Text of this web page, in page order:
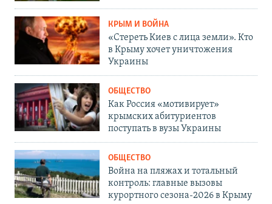
КРЫМ И ВОЙНА
«Стереть Киев с лица земли». Кто
в Крыму хочет уничтожения
Украины
ОБЩЕСТВО
Как Россия «мотивирует»
крымских абитуриентов
поступать в вузы Украины
ОБЩЕСТВО
Война на пляжах и тотальный
контроль: главные вызовы
курортного сезона-2026 в Крыму